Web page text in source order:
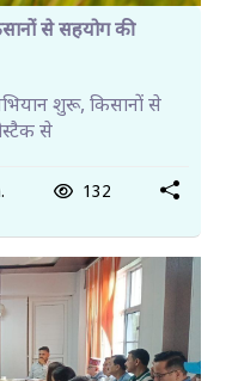
से सहयोग की
शुरू, किसानों से
से
132